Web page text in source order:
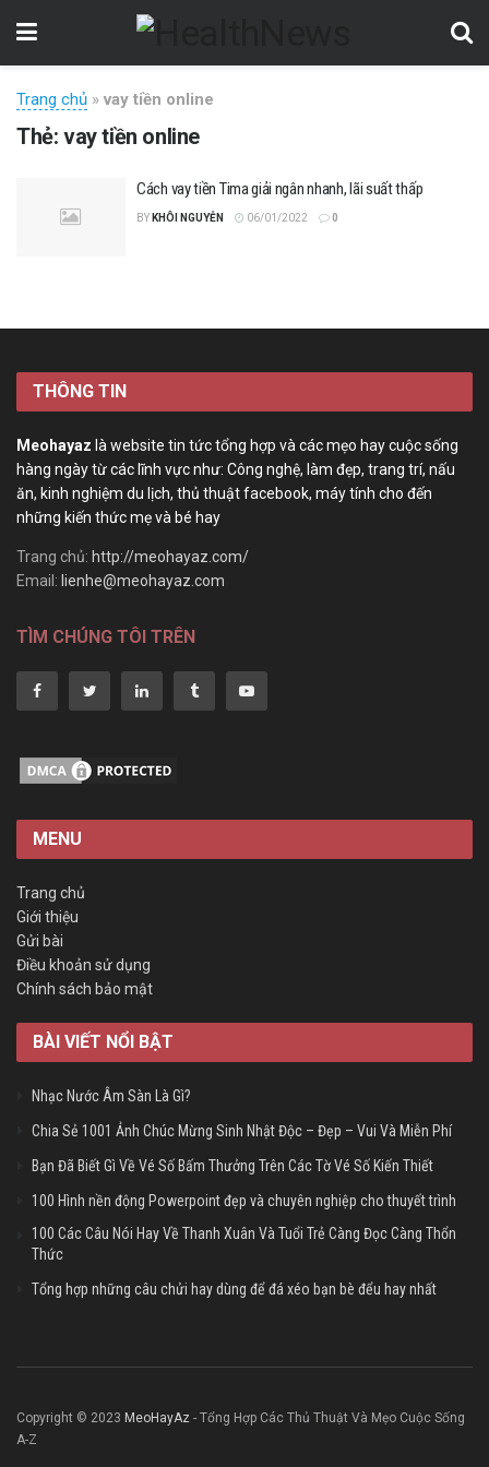
Trang chủ » vay tiền online
Thẻ:vay tiền online
Cách vay tiền Tima giải ngân nhanh, lãi suất thấp
BY KHÔI NGUYỄN 06/01/2022 0
THÔNG TIN
Meohayaz là website tin tức tổng hợp và các mẹo hay cuộc sống
hàng ngày từ các lĩnh vực như: Công nghệ, làm đẹp, trang trí, nấu
ăn, kinh nghiệm du lịch, thủ thuật facebook, máy tính cho đến
những kiến thức mẹ và bé hay
Trang chủ: http://meohayaz.com/
Email: lienhe@meohayaz.com
TÌM CHÚNG TÔI TRÊN
MENU
Trang chủ
Giới thiệu
Gửi bài
Điều khoản sử dụng
Chính sách bảo mật
BÀI VIẾT NỔI BẬT
Nhạc Nước Âm Sàn Là Gì?
Chia Sẻ 1001 Ảnh Chúc Mừng Sinh Nhật Độc – Đẹp – Vui Và Miễn Phí
Bạn Đã Biết Gì Về Vé Số Bấm Thưởng Trên Các Tờ Vé Số Kiến Thiết
100 Hình nền động Powerpoint đẹp và chuyên nghiệp cho thuyết trình
100 Các Câu Nói Hay Về Thanh Xuân Và Tuổi Trẻ Càng Đọc Càng Thổn
Thức
Tổng hợp những câu chửi hay dùng để đá xéo bạn bè đểu hay nhất
Copyright © 2023 MeoHayAz - Tổng Hợp Các Thủ Thuật Và Mẹo Cuộc Sống
A-Z